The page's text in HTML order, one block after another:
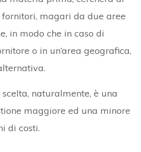
magari da due aree
in modo che in caso di
o in un’area geografica,
naturalmente, è una
maggiore ed una minore
di costi.